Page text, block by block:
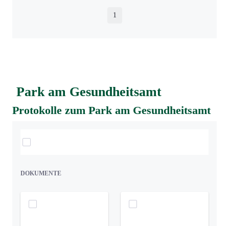
Seite
1
Park am Gesundheitsamt
Protokolle zum Park am Gesundheitsamt
DOKUMENTE